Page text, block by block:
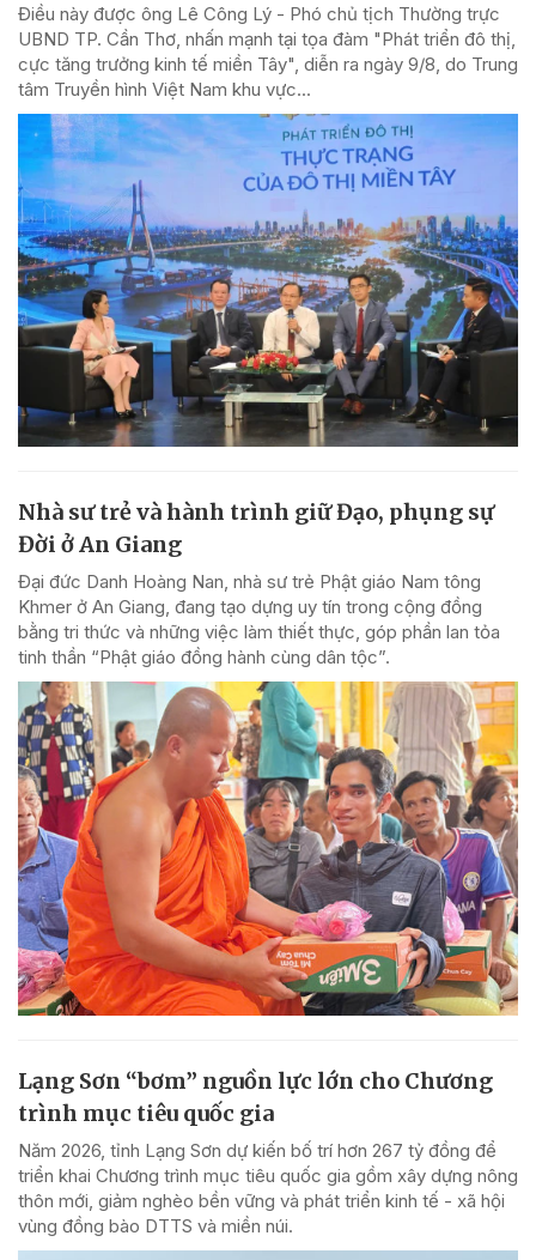
Điều này được ông Lê Công Lý - Phó chủ tịch Thường trực
UBND TP. Cần Thơ, nhấn mạnh tại tọa đàm "Phát triển đô thị,
cực tăng trưởng kinh tế miền Tây", diễn ra ngày 9/8, do Trung
tâm Truyền hình Việt Nam khu vực...
Nhà sư trẻ và hành trình giữ Đạo, phụng sự
Đời ở An Giang
Đại đức Danh Hoàng Nan, nhà sư trẻ Phật giáo Nam tông
Khmer ở An Giang, đang tạo dựng uy tín trong cộng đồng
bằng tri thức và những việc làm thiết thực, góp phần lan tỏa
tinh thần “Phật giáo đồng hành cùng dân tộc”.
Lạng Sơn “bơm” nguồn lực lớn cho Chương
trình mục tiêu quốc gia
Năm 2026, tỉnh Lạng Sơn dự kiến bố trí hơn 267 tỷ đồng để
triển khai Chương trình mục tiêu quốc gia gồm xây dựng nông
thôn mới, giảm nghèo bền vững và phát triển kinh tế - xã hội
vùng đồng bào DTTS và miền núi.